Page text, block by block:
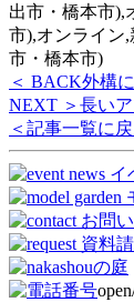
出市・橋本市),
市),オンライン
市・橋本市)
＜ BACK外構
NEXT ＞ 長い
＜記事一覧に戻